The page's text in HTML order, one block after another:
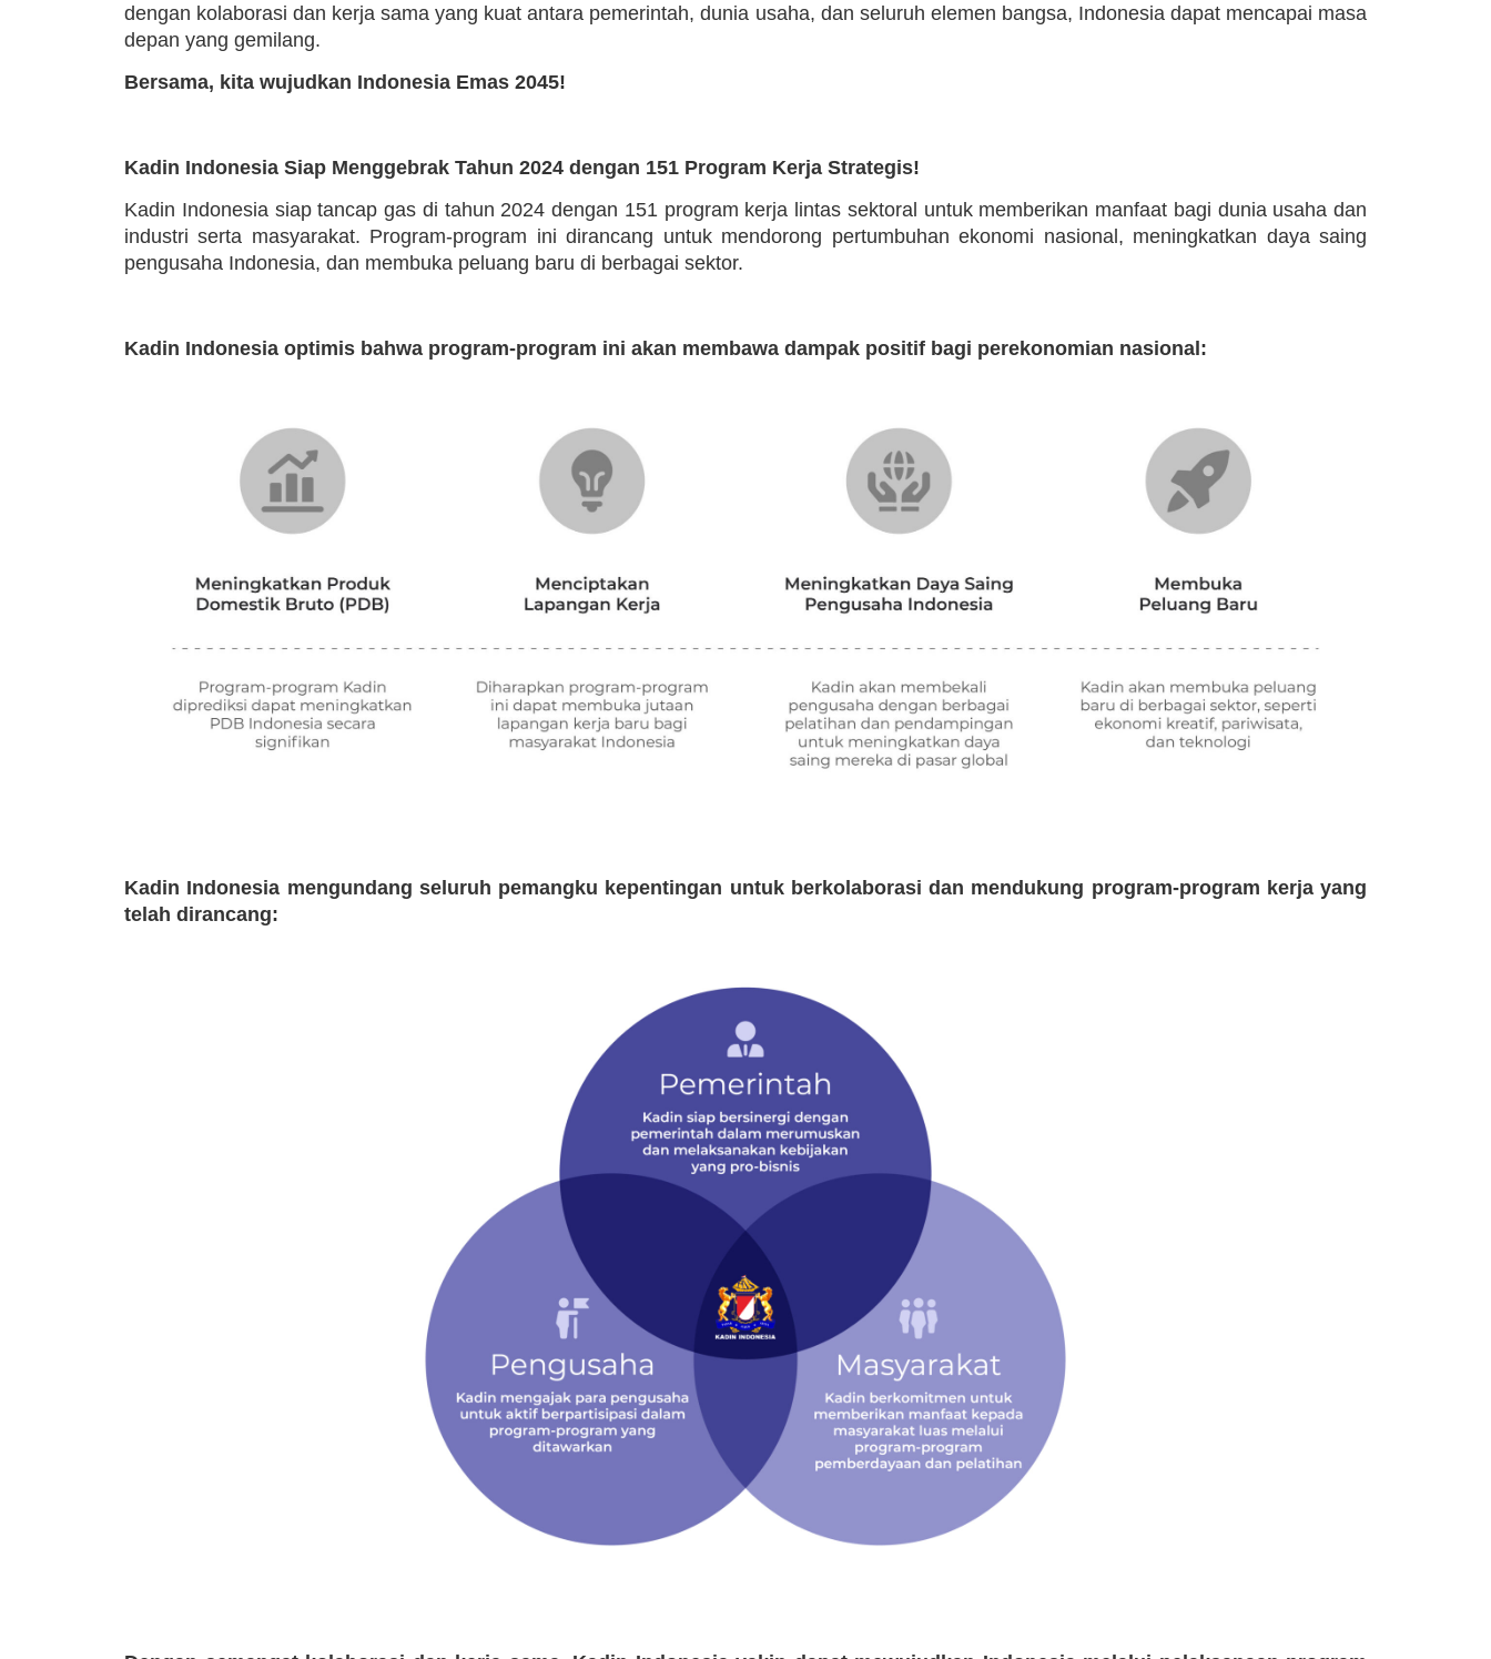
dengan kolaborasi dan kerja sama yang kuat antara pemerintah, dunia usaha, dan seluruh elemen bangsa, Indonesia dapat mencapai masa
depan yang gemilang.
Bersama, kita wujudkan Indonesia Emas 2045!
Kadin Indonesia Siap Menggebrak Tahun 2024 dengan 151 Program Kerja Strategis!
Kadin Indonesia siap tancap gas di tahun 2024 dengan 151 program kerja lintas sektoral untuk memberikan manfaat bagi dunia usaha dan
industri serta masyarakat. Program-program ini dirancang untuk mendorong pertumbuhan ekonomi nasional, meningkatkan daya saing
pengusaha Indonesia, dan membuka peluang baru di berbagai sektor.
Kadin Indonesia optimis bahwa program-program ini akan membawa dampak positif bagi perekonomian nasional:
Kadin Indonesia mengundang seluruh pemangku kepentingan untuk berkolaborasi dan mendukung program-program kerja yang
telah dirancang: